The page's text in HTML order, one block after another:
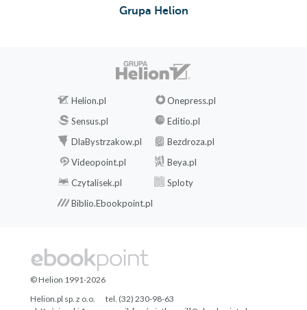
Grupa Helion
Helion.pl
Onepress.pl
Sensus.pl
Editio.pl
DlaBystrzakow.pl
Bezdroza.pl
Videopoint.pl
Beya.pl
Czytalisek.pl
Sploty
Biblio.Ebookpoint.pl
© Helion 1991-2026
Helion.pl sp. z o.o.
tel. (32) 230-98-63